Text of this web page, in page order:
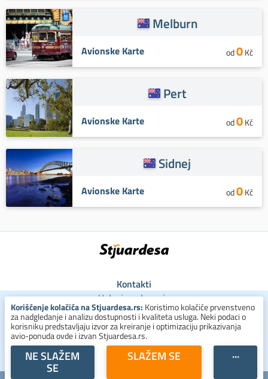
Melburn
Avionske Karte od0Kč
Pert
Avionske Karte od0Kč
Sidnej
Avionske Karte od0Kč
Kontakti
Uslovi poslovanja
Uslovi za kolačiće
Zaštita ličnih podataka
+381 800 300 137
Korišćenje kolačića na Stjuardesa.rs: Koristimo kolačiće prvenstveno
za nadgledanje i analizu dostupnosti i kvaliteta usluga. Neki podaci o
korisniku predstavljaju izvor za kreiranje i optimizaciju prikazivanja
avio-ponuda ovde i izvan Stjuardesa.rs.
NE SLAŽEM
SE
SLAŽEM SE ···